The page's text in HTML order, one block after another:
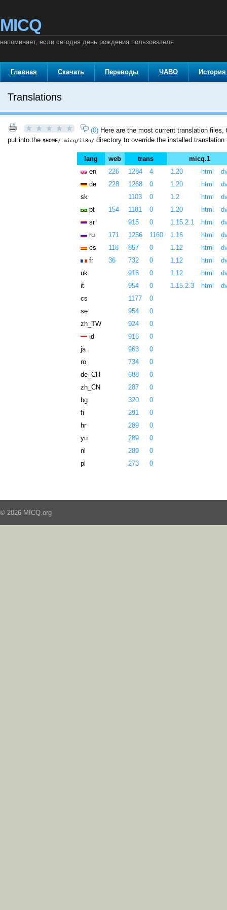
MICQ
напоминает, если сегодня день рождения пользователя
Главная Скачать Переводы ЧАВО
Translations
(0) Here are the most current translation
put into the $HOME/.micq/i18n/ directory to override the installed
lang web trans
micq.1
en
226 1284 4 1.20 html
de
228 1268 0 1.20 html
sk
1103 0 1.2 html
pt
154 1181 0 1.20 html
sr
915 0 1.15.2.1 html
ru
171 1256 1160 1.16 html
es
118 857 0 1.12 html
fr
36 732 0 1.12 html
uk
916 0 1.12 html
it
954 0 1.15.2.3 html
cs
1177
0
se
954
0
zh_TW
924
0
id
916
0
ja
963
0
ro
734
0
de_CH
688
0
zh_CN
287
0
bg
320
0
fi
291
0
hr
289
0
yu
289
0
nl
289
0
pl
273 0
© 2026 MICQ.org